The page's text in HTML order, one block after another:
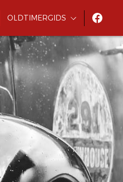
OLDTIMERGIDS